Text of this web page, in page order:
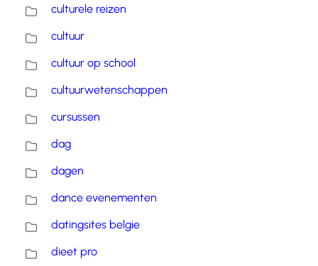
culturele reizen
cultuur
cultuur op school
cultuurwetenschappen
cursussen
dag
dagen
dance evenementen
datingsites belgie
dieet pro